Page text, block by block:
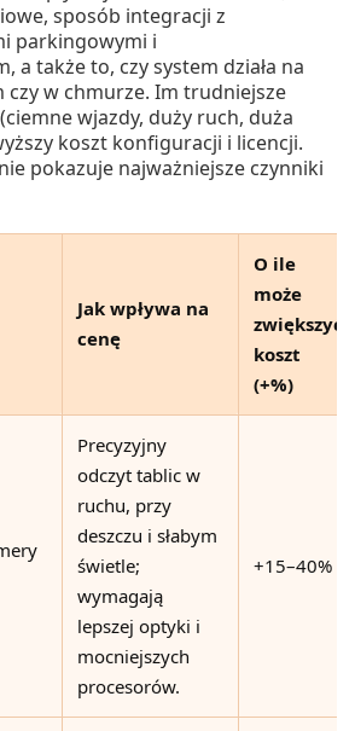
sposób integracji z
parkingowymi i
a także to, czy system działa na
czy w chmurze. Im trudniejsze
wjazdy, duży ruch, duża
koszt konfiguracji i licencji.
pokazuje najważniejsze czynniki
Jak wpływa na
cenę
O ile
może
zwiększyć
koszt
(+%)
Precyzyjny
odczyt tablic w
ruchu, przy
deszczu i słabym
świetle;
wymagają
lepszej optyki i
mocniejszych
procesorów.
+15–40%